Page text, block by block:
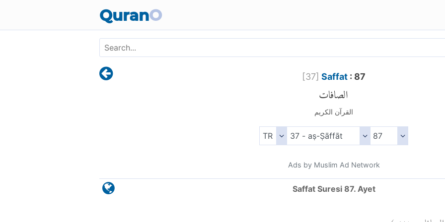
QuranO
[37] Saffat: 87
الصافات
القرآن الكريم
Ads by Muslim Ad Network
Saffat Suresi 87. Ayet